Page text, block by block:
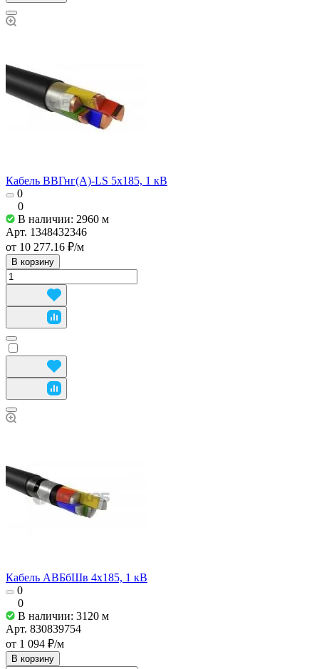
Кабель ВВГнг(А)-LS 5х185, 1 кВ
0
0
В наличии: 2960 м
Арт. 1348432346
от 10 277.16 ₽/м
В корзину
Кабель АВБбШв 4х185, 1 кВ
0
0
В наличии: 3120 м
Арт. 830839754
от 1 094 ₽/м
В корзину